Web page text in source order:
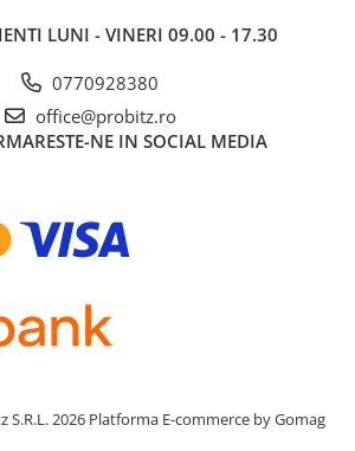
LUNI - VINERI 09.00 - 17.30
0770928380
office@probitz.ro
NE IN SOCIAL MEDIA
S.R.L. 2026 Platforma E-commerce by Gomag